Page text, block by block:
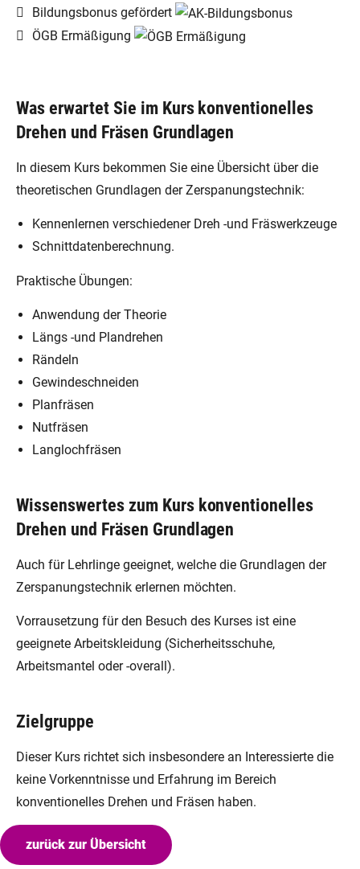
Was erwartet Sie im Kurs konventionelles
Drehen und Fräsen Grundlagen
In diesem Kurs bekommen Sie eine Übersicht über die
theoretischen Grundlagen der Zerspanungstechnik:
Kennenlernen verschiedener Dreh -und Fräswerkzeuge
Schnittdatenberechnung.
Praktische Übungen:
Anwendung der Theorie
Längs -und Plandrehen
Rändeln
Gewindeschneiden
Planfräsen
Nutfräsen
Langlochfräsen
Wissenswertes zum Kurs konventionelles
Drehen und Fräsen Grundlagen
Auch für Lehrlinge geeignet, welche die Grundlagen der
Zerspanungstechnik erlernen möchten.
Vorrausetzung für den Besuch des Kurses ist eine
geeignete Arbeitskleidung (Sicherheitsschuhe,
Arbeitsmantel oder -overall).
Zielgruppe
Dieser Kurs richtet sich insbesondere an Interessierte die
keine Vorkenntnisse und Erfahrung im Bereich
konventionelles Drehen und Fräsen haben.
Bildungsbonus gefördert
ÖGB Ermäßigung
zurück zur Übersicht